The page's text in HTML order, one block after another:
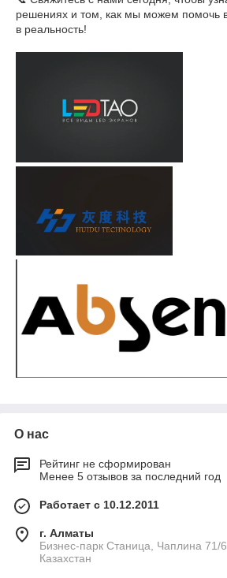
решениях и том, как мы можем помочь
в реальность!
О нас
Рейтинг не сформирован
Менее 5 отзывов за последний год
Работает с 10.12.2011
г. Алматы
Бизнес-парк Станица, Чаплина 71/
Казахстан